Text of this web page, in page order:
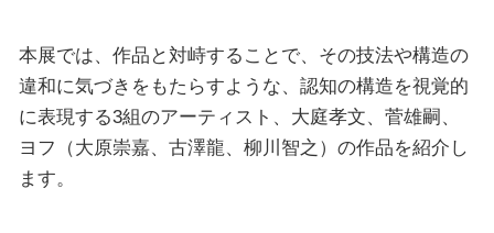
本展では、作品と対峙することで、その技法や構造の
違和に気づきをもたらすような、認知の構造を視覚的
に表現する3組のアーティスト、大庭孝文、菅雄嗣、
ヨフ（大原崇嘉、古澤龍、柳川智之）の作品を紹介し
ます。